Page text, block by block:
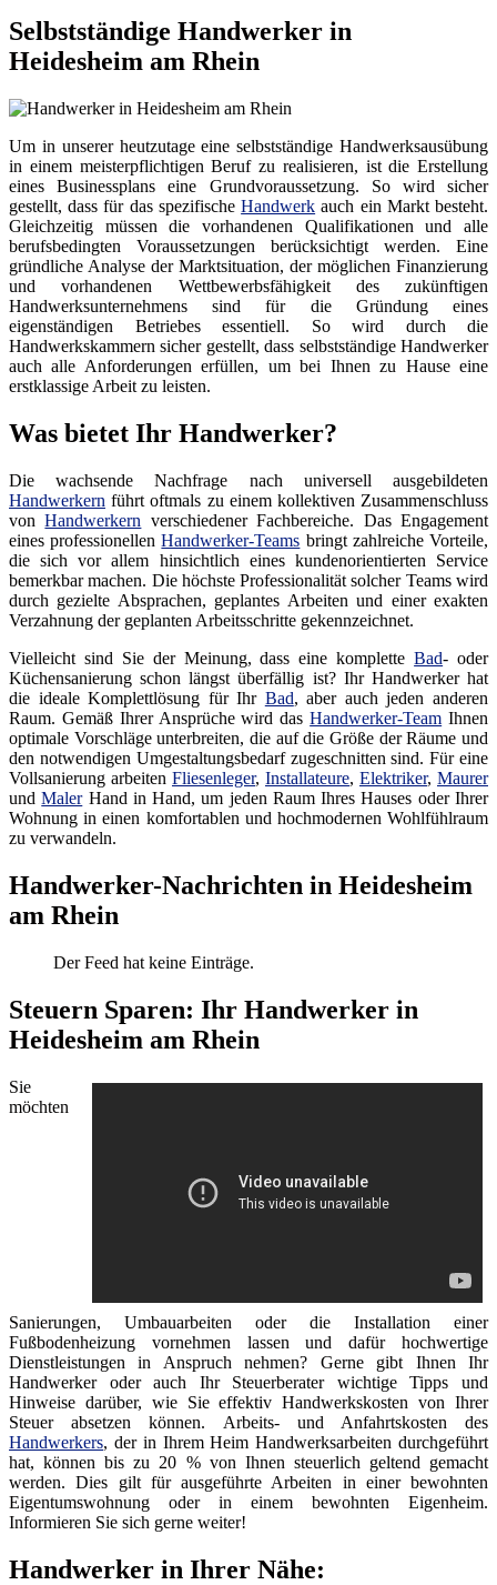
Selbstständige Handwerker in
Heidesheim am Rhein
Um in unserer heutzutage eine selbstständige Handwerksausübung
in einem meisterpflichtigen Beruf zu realisieren, ist die Erstellung
eines Businessplans eine Grundvoraussetzung. So wird sicher
gestellt, dass für das spezifischeHandwerk auch ein Markt besteht.
Gleichzeitig müssen die vorhandenen Qualifikationen und alle
berufsbedingten Voraussetzungen berücksichtigt werden. Eine
gründliche Analyse der Marktsituation, der möglichen Finanzierung
und vorhandenen Wettbewerbsfähigkeit des zukünftigen
Handwerksunternehmens sind für die Gründung eines
eigenständigen Betriebes essentiell. So wird durch die
Handwerkskammern sicher gestellt, dass selbstständige Handwerker
auch alle Anforderungen erfüllen, um bei Ihnen zu Hause eine
erstklassige Arbeit zu leisten.
Was bietet Ihr Handwerker?
Die wachsende Nachfrage nach universell ausgebildeten
Handwerkern führt oftmals zu einem kollektiven Zusammenschluss
vonHandwerkern verschiedener Fachbereiche. Das Engagement
eines professionellenHandwerker-Teams bringt zahlreiche Vorteile,
die sich vor allem hinsichtlich eines kundenorientierten Service
bemerkbar machen. Die höchste Professionalität solcher Teams wird
durch gezielte Absprachen, geplantes Arbeiten und einer exakten
Verzahnung der geplanten Arbeitsschritte gekennzeichnet.
Vielleicht sind Sie der Meinung, dass eine kompletteBad- oder
Küchensanierung schon längst überfällig ist? Ihr Handwerker hat
die ideale Komplettlösung für Ihr Bad, aber auch jeden anderen
Raum. Gemäß Ihrer Ansprüche wird dasHandwerker-Team Ihnen
optimale Vorschläge unterbreiten, die auf die Größe der Räume und
den notwendigen Umgestaltungsbedarf zugeschnitten sind. Für eine
Vollsanierung arbeiten Fliesenleger, Installateure, Elektriker, Maurer
undMalerHand in Hand, um jeden Raum Ihres Hauses oder Ihrer
Wohnung in einen komfortablen und hochmodernen Wohlfühlraum
zu verwandeln.
Handwerker-Nachrichten in Heidesheim
am Rhein
Der Feed hat keine Einträge.
Steuern Sparen: Ihr Handwerker in
Heidesheim am Rhein
Sie
möchten
Sanierungen, Umbauarbeiten oder die Installation einer
Fußbodenheizung vornehmen lassen und dafür hochwertige
Dienstleistungen in Anspruch nehmen? Gerne gibt Ihnen Ihr
Handwerker oder auch Ihr Steuerberater wichtige Tipps und
Hinweise darüber, wie Sie effektiv Handwerkskosten von Ihrer
Steuer absetzen können. Arbeits- und Anfahrtskosten des
Handwerkers, der in Ihrem Heim Handwerksarbeiten durchgeführt
hat, können bis zu 20 % von Ihnen steuerlich geltend gemacht
werden. Dies gilt für ausgeführte Arbeiten in einer bewohnten
Eigentumswohnung oder in einem bewohnten Eigenheim.
Informieren Sie sich gerne weiter!
Handwerker in Ihrer Nähe: